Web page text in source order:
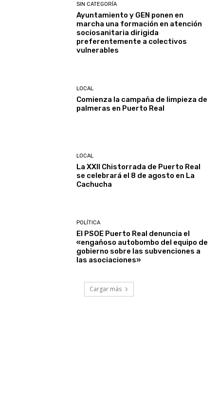
SIN CATEGORÍA
Ayuntamiento y GEN ponen en
marcha una formación en atención
sociosanitaria dirigida
preferentemente a colectivos
vulnerables
LOCAL
Comienza la campaña de limpieza de
palmeras en Puerto Real
LOCAL
La XXII Chistorrada de Puerto Real
se celebrará el 8 de agosto en La
Cachucha
POLÍTICA
El PSOE Puerto Real denuncia el
«engañoso autobombo del equipo de
gobierno sobre las subvenciones a
las asociaciones»
Cargar más